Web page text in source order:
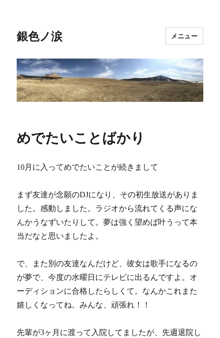
銀色ノ涙 メニュー
めでたいことばかり
10月に入ってめでたいことが続きまして
まず友達が念願のDJになり、その初生放送がありま
した。感動しました。ラジオから流れてくる声にな
んかうなずいたりして。夢は強く望めば叶うって本
当だなと思いましたよ。
で、また別の友達なんだけど、彼女は歌手になるの
が夢で、今度の水曜日にテレビに出るんですよ。オ
ーディションに合格したらしくて。なんかこれまた
嬉しくなってね。みんな、頑張れ！！
先輩が3ヶ月に渡って入院してましたが、先週退院し